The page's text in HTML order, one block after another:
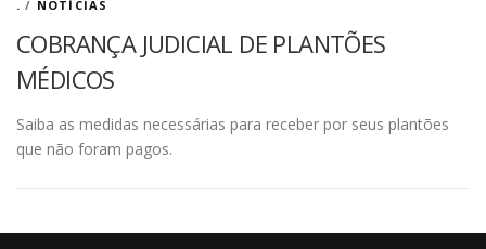
. / NOTÍCIAS
COBRANÇA JUDICIAL DE PLANTÕES
MÉDICOS
Saiba as medidas necessárias para receber por seus plantões
que não foram pagos.